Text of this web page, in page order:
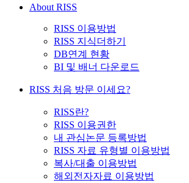
About RISS
RISS 이용방법
RISS 지식더하기
DB연계 현황
BI 및 배너 다운로드
RISS 처음 방문 이세요?
RISS란?
RISS 이용권한
내 관심논문 등록방법
RISS 자료 유형별 이용방법
복사/대출 이용방법
해외전자자료 이용방법